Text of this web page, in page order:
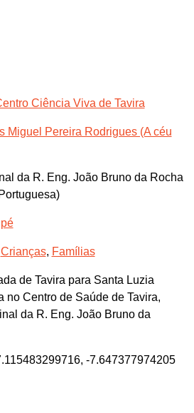
Ciência Viva de Tavira
Miguel Pereira Rodrigues (A céu
da R. Eng. João Bruno da Rocha
Crianças, Famílias
de Tavira para Santa Luzia
no Centro de Saúde de Tavira,
da R. Eng. João Bruno da
-7.647377974205